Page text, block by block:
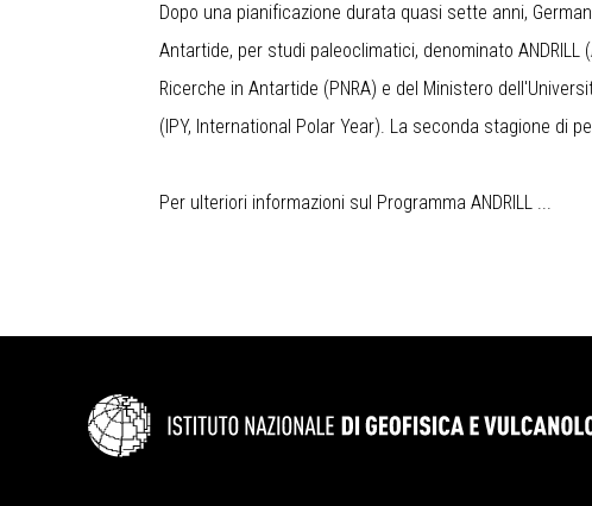
Dopo una pianificazione durata quasi sette anni,
Antartide, per studi paleoclimatici, denominatoANDRILL
Ricerche in Antartide (PNRA) e del Ministero
(IPY, International Polar Year). La seconda stagione di
Per ulteriori informazioni sul Programma ANDRILL ...